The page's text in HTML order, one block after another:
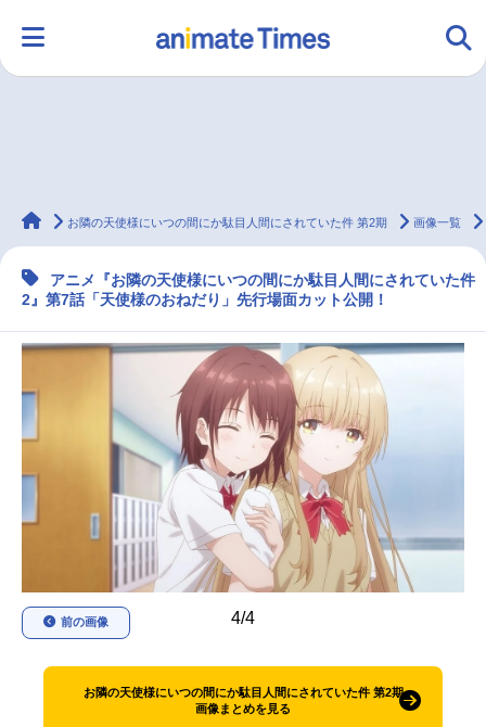
ラジオ みんなの声 グッズ 映画
マンガ・ラノベ ゲーム・アプリ 音楽
配信・Vtuber トレンド
アニメ記事一覧 声優記事一覧
アニメ映画一覧 実写化映画一覧
今期アニメ曜日別一覧
春アニメ
秋アニメ 冬アニメ
animateTimes
お隣の天使様にいつの間にか駄目人間にされていた件 第2期 画像一覧
アニメ『お隣の天使様にいつの間にか駄目人間にされていた件
2』第7話「天使様のおねだり」先行場面カット公開！
4/4
前の画像
お隣の天使様にいつの間にか駄目人間にされていた件 第2期
画像まとめを見る